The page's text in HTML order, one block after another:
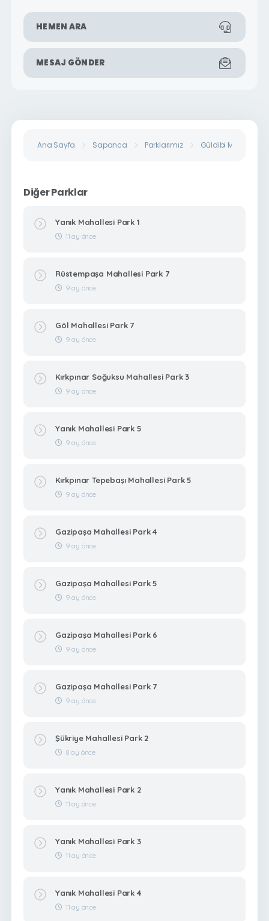
HEMEN ARA
MESAJ GÖNDER
Ana Sayfa Sapanca Parklarımız Güldibi Mahallesi
Diğer Parklar
Yanık Mahallesi Park 1
11 ay önce
Rüstempaşa Mahallesi Park 7
9 ay önce
Göl Mahallesi Park 7
9 ay önce
Kırkpınar Soğuksu Mahallesi Park 3
9 ay önce
Yanık Mahallesi Park 5
9 ay önce
Kırkpınar Tepebaşı Mahallesi Park 5
9 ay önce
Gazipaşa Mahallesi Park 4
9 ay önce
Gazipaşa Mahallesi Park 5
9 ay önce
Gazipaşa Mahallesi Park 6
9 ay önce
Gazipaşa Mahallesi Park 7
9 ay önce
Şükriye Mahallesi Park 2
8 ay önce
Yanık Mahallesi Park 2
11 ay önce
Yanık Mahallesi Park 3
11 ay önce
Yanık Mahallesi Park 4
11 ay önce